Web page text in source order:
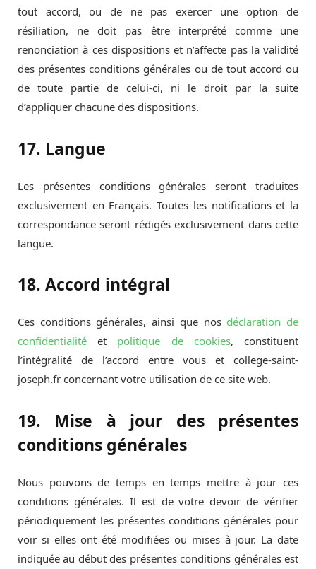
tout accord, ou de ne pas exercer une option de
résiliation, ne doit pas être interprété comme une
renonciation à ces dispositions et n’affecte pas la validité
des présentes conditions générales ou de tout accord ou
de toute partie de celui-ci, ni le droit par la suite
d’appliquer chacune des dispositions.
17. Langue
Les présentes conditions générales seront traduites
exclusivement en Français. Toutes les notifications et la
correspondance seront rédigés exclusivement dans cette
langue.
18. Accord intégral
Ces conditions générales, ainsi que nos déclaration de
confidentialité et politique de cookies, constituent
l’intégralité de l’accord entre vous et college-saint-
joseph.fr concernant votre utilisation de ce site web.
19. Mise à jour des présentes
conditions générales
Nous pouvons de temps en temps mettre à jour ces
conditions générales. Il est de votre devoir de vérifier
périodiquement les présentes conditions générales pour
voir si elles ont été modifiées ou mises à jour. La date
indiquée au début des présentes conditions générales est